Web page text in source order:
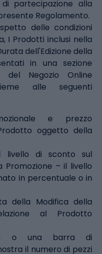
partecipazione alla
Regolamento.
delle condizioni
I Prodotti inclusi nella
dell'Edizione della
in una sezione
del Negozio Online
alle seguenti
e prezzo
oggetto della
livello di sconto sul
– il livello
in percentuale o in
della Modifica della
al Prodotto
o una barra di
il numero di pezzi